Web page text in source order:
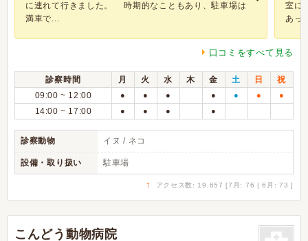
に連れて行きました。 時期的なこともあり、駐車場は
満車で...
室に
あっ
口コミをすべて見る
診察時間 月 火 水 木 金 土 日
祝
09:00 ~ 12:00
● ● ● ● ● ● ●
14:00 ~ 17:00 ● ● ● ●
診察動物 イヌ / ネコ
設備・取り扱い 駐車場
↑ アクセス数: 19,657 [7月: 76 | 6月: 73 ]
こんどう動物病院